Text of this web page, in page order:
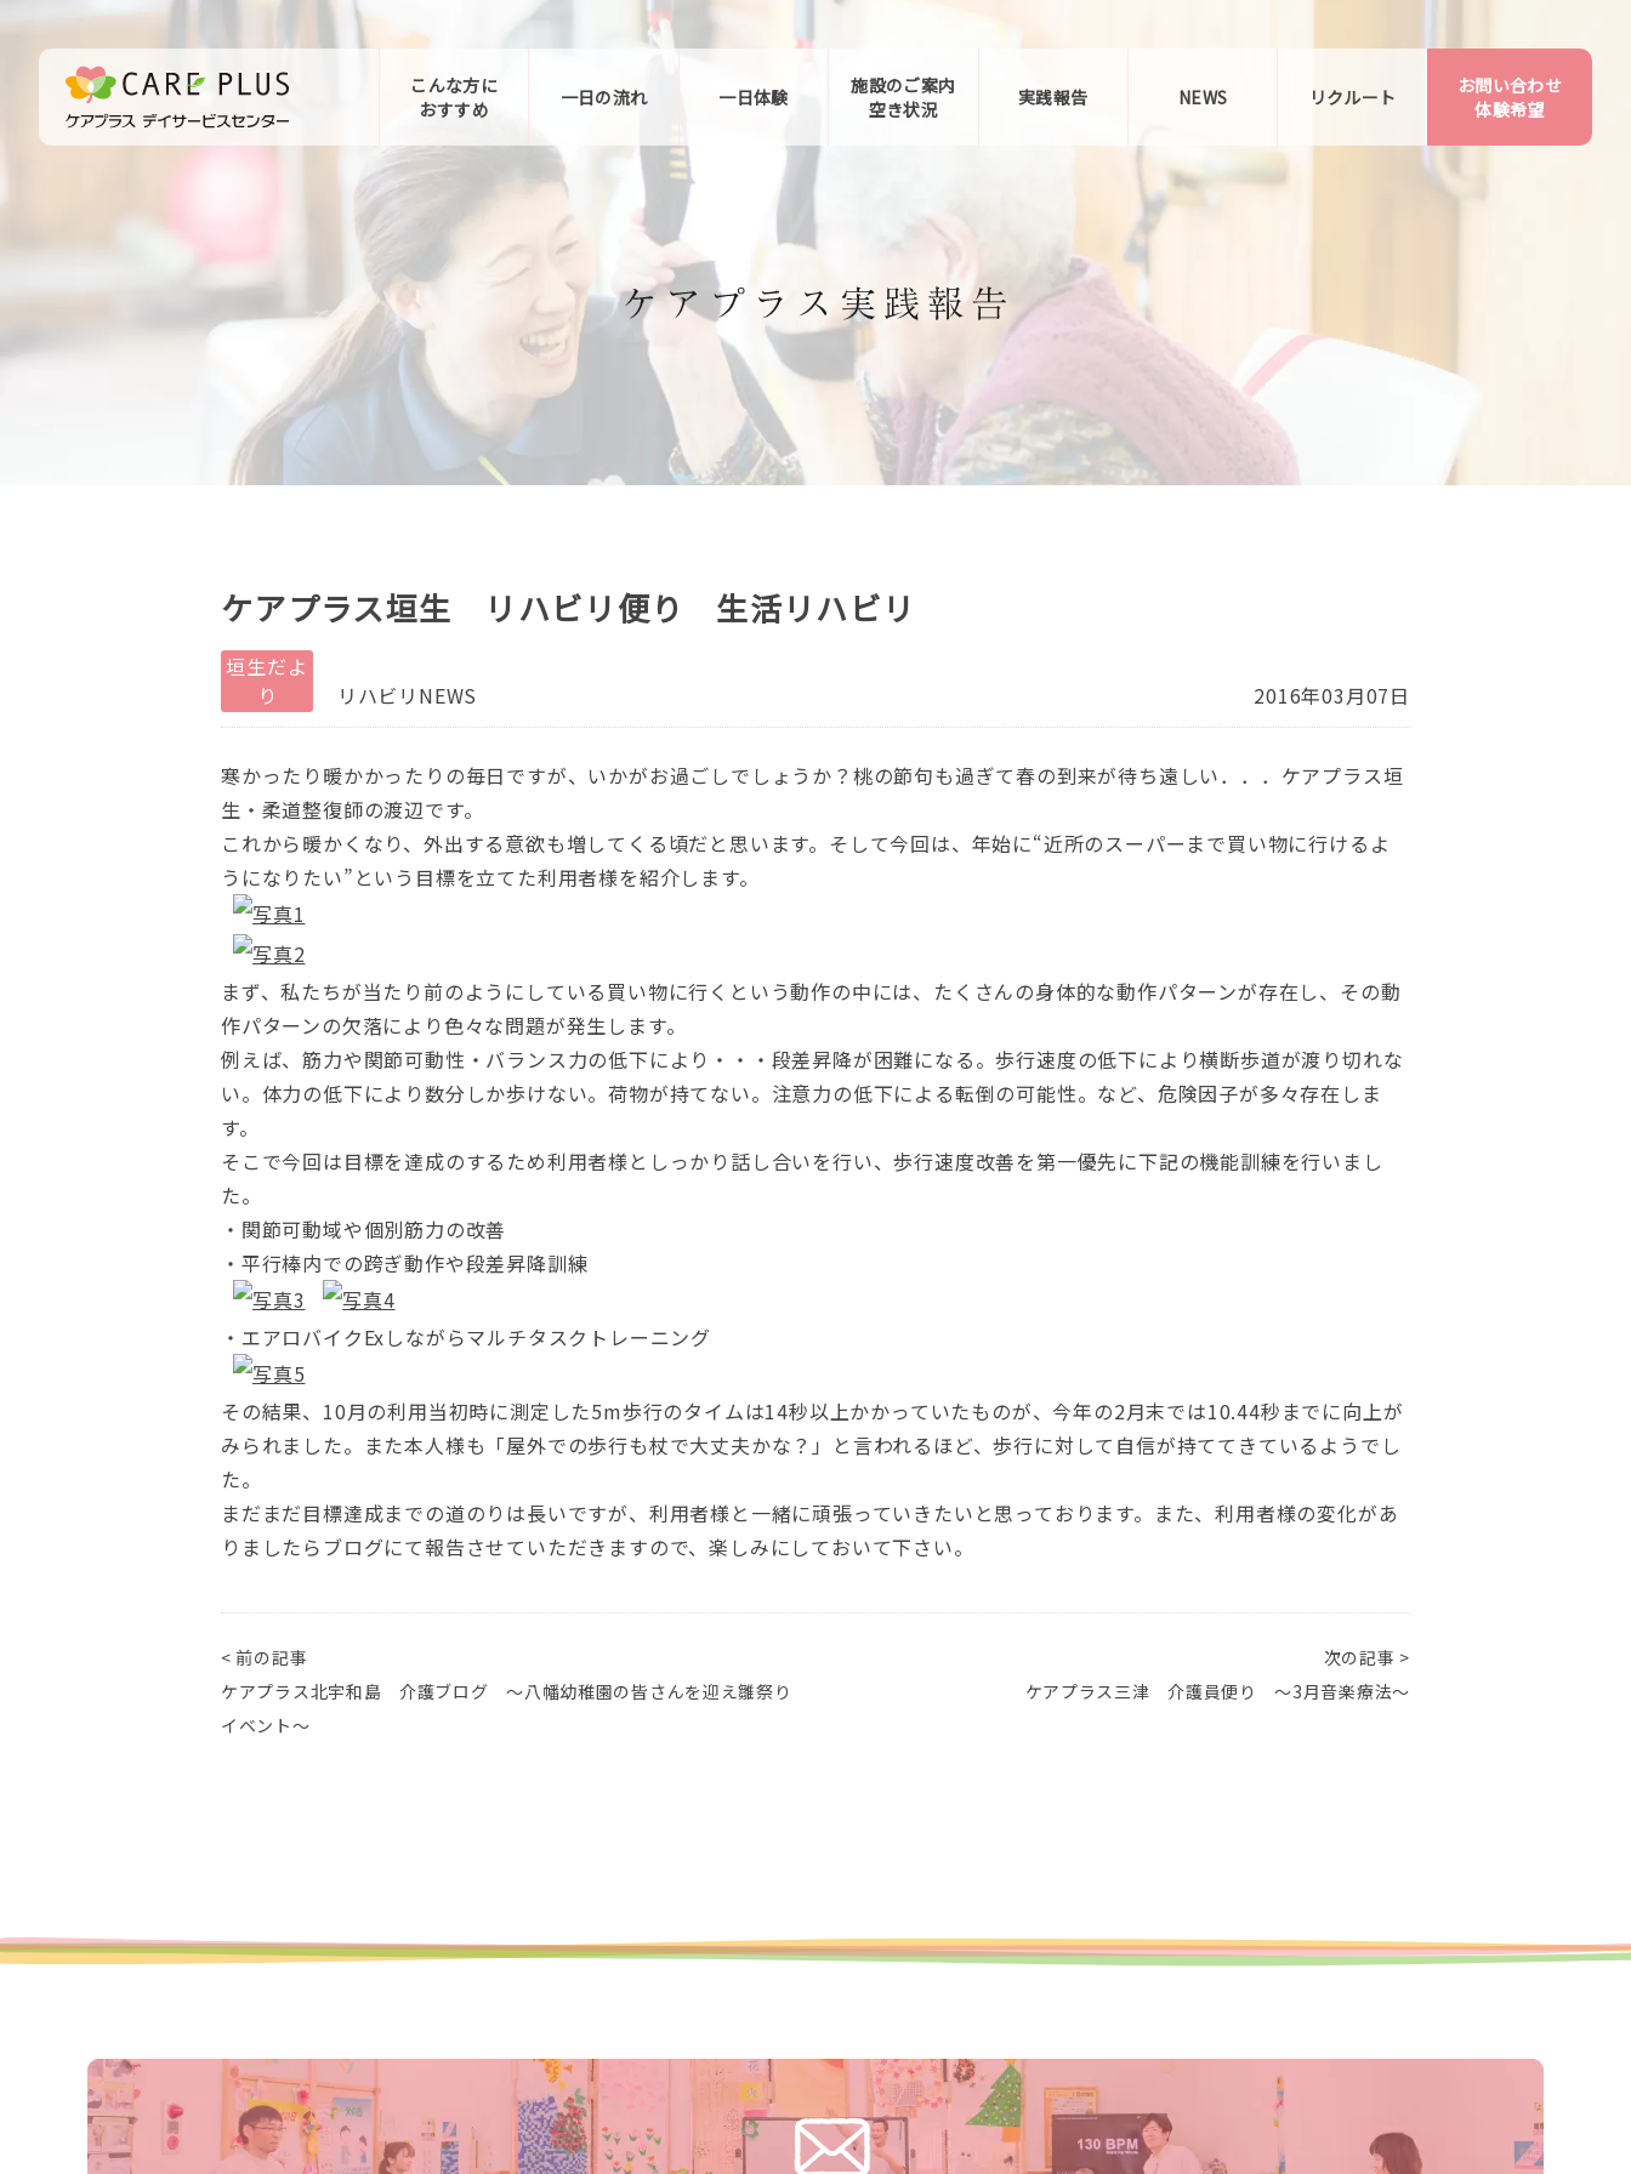
こんな方に
おすすめ
一日の流れ 一日体験
施設のご案内
空き状況
実践報告 NEWS リクルート
お問い合わせ
お問い合わせ
体験希望
ケアプラス垣生 リハビリ便り 生活リハビリ
垣生だよ
り
リハビリNEWS 2016年03月07日
寒かったり暖かかったりの毎日ですが、いかがお過ごしでしょうか？桃の節句も過ぎて春の到来が待ち遠しい．．．ケアプラス垣
生・柔道整復師の渡辺です。
これから暖かくなり、外出する意欲も増してくる頃だと思います。そして今回は、年始に“近所のスーパーまで買い物に行けるよ
うになりたい”という目標を立てた利用者様を紹介します。
まず、私たちが当たり前のようにしている買い物に行くという動作の中には、たくさんの身体的な動作パターンが存在し、その動
作パターンの欠落により色々な問題が発生します。
例えば、筋力や関節可動性・バランス力の低下により・・・段差昇降が困難になる。歩行速度の低下により横断歩道が渡り切れな
い。体力の低下により数分しか歩けない。荷物が持てない。注意力の低下による転倒の可能性。など、危険因子が多々存在しま
す。
そこで今回は目標を達成のするため利用者様としっかり話し合いを行い、歩行速度改善を第一優先に下記の機能訓練を行いまし
た。
・関節可動域や個別筋力の改善
・平行棒内での跨ぎ動作や段差昇降訓練
・エアロバイクExしながらマルチタスクトレーニング
その結果、10月の利用当初時に測定した5m歩行のタイムは14秒以上かかっていたものが、今年の2月末では10.44秒までに向上が
みられました。また本人様も「屋外での歩行も杖で大丈夫かな？」と言われるほど、歩行に対して自信が持ててきているようでし
た。
まだまだ目標達成までの道のりは長いですが、利用者様と一緒に頑張っていきたいと思っております。また、利用者様の変化があ
りましたらブログにて報告させていただきますので、楽しみにしておいて下さい。
< 前の記事
ケアプラス北宇和島 介護ブログ ～八幡幼稚園の皆さんを迎え雛祭り
イベント～
次の記事 >
ケアプラス三津 介護員便り ～3月音楽療法～